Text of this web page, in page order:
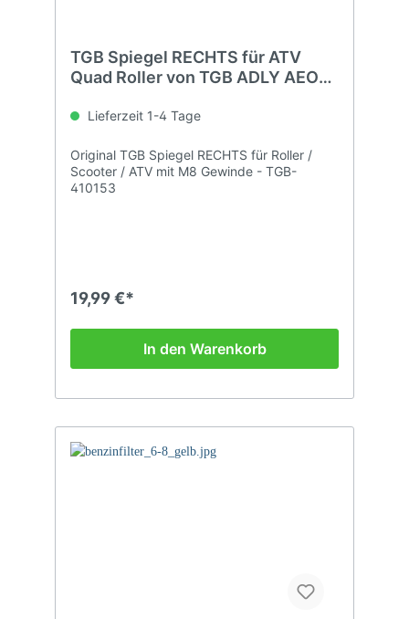
TGB Spiegel RECHTS für ATV
Quad Roller von TGB ADLY AEON
Lieferzeit 1-4 Tage
Original TGB Spiegel RECHTS für Roller /
Scooter / ATV mit M8 Gewinde - TGB-
410153
19,99 €*
In den Warenkorb